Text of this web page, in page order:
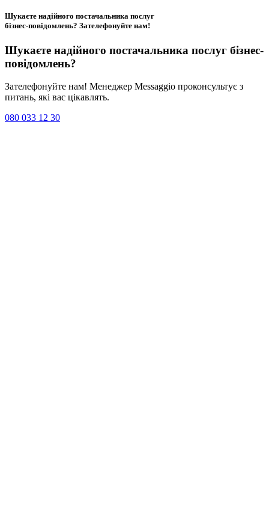
Шукаєте надійного постачальника послуг
бізнес-повідомлень? Зателефонуйте нам!
Шукаєте надійного постачальника послуг бізнес-
повідомлень?
Зателефонуйте нам! Менеджер Messaggio проконсультує з
питань, які вас цікавлять.
080 033 12 30